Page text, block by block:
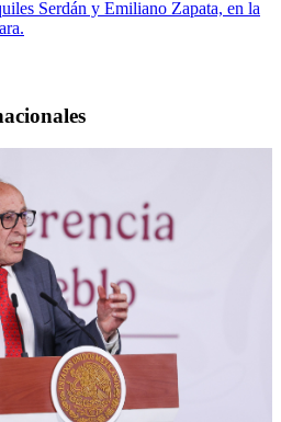
Serdán y Emiliano Zapata, en la